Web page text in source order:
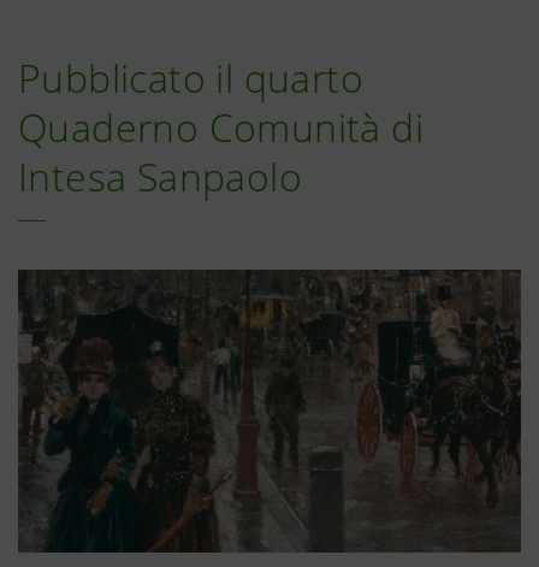
Pubblicato il quarto
Quaderno Comunità di
Intesa Sanpaolo